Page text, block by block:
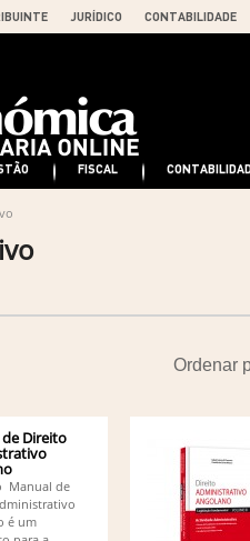
JURÍDICO CONTABILIDADE
FISCAL
Ordenar
Direito
Manual de
é um